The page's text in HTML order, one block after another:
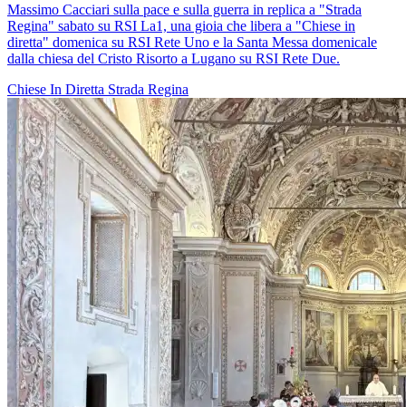
Massimo Cacciari sulla pace e sulla guerra in replica a "Strada
Regina" sabato su RSI La1, una gioia che libera a "Chiese in
diretta" domenica su RSI Rete Uno e la Santa Messa domenicale
dalla chiesa del Cristo Risorto a Lugano su RSI Rete Due.
Chiese In Diretta Strada Regina